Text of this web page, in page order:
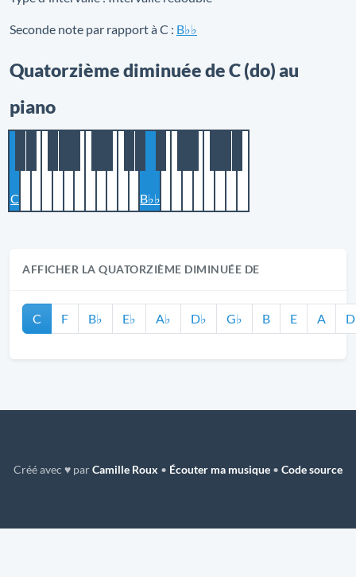
Seconde note par rapport à C : B♭♭
Quatorzième diminuée de C (do) au
piano
C B♭♭
AFFICHER LA QUATORZIÈME DIMINUÉE DE
C F B♭ E♭ A♭ D♭ G♭ B E A D
Créé avec ♥ parCamille Roux • Écouter ma musique • Code source